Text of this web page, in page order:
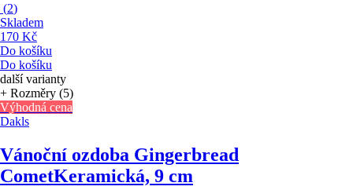
(2)
Skladem
170 Kč
Do košíku
Do košíku
další varianty
+ Rozměry (5)
Výhodná cena
Dakls
Vánoční ozdoba Gingerbread
CometKeramická, 9 cm